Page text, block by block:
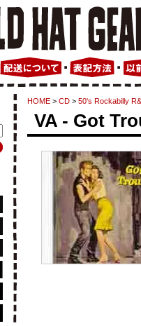
HOME > CD > 50's Rockabilly
VA - Got